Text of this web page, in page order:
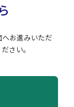
へお進みいただ
さい。